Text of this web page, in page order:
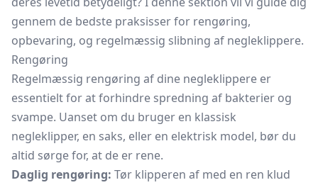
gennem de bedste praksisser for rengøring,
opbevaring, og regelmæssig slibning af negleklippere.
Rengøring
Regelmæssig rengøring af dine negleklippere er
essentielt for at forhindre spredning af bakterier og
svampe. Uanset om du bruger en klassisk
negleklipper, en saks, eller en elektrisk model, bør du
altid sørge for, at de er rene.
Daglig rengøring: Tør klipperen af med en ren klud